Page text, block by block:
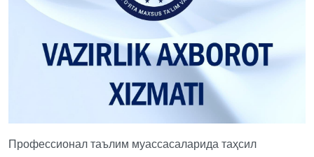
Профессионал таълим муассасаларида таҳсил